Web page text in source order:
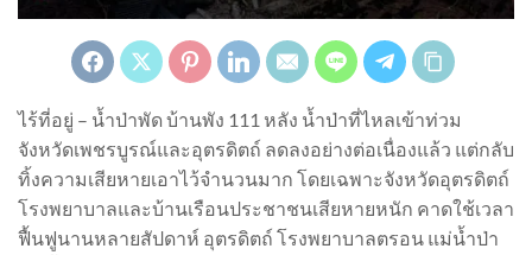
ไร้ที่อยู่ – น้ำป่าพัด บ้านพัง 111 หลัง น้ำป่าที่ไหลเข้าท่วม
จังหวัดเพชรบูรณ์และอุตรดิตถ์ ลดลงอย่างต่อเนื่องแล้ว แต่กลับ
ทิ้งความเสียหายเอาไว้จำนวนมาก โดยเฉพาะจังหวัดอุตรดิตถ์
โรงพยาบาลและบ้านเรือนประชาชนเสียหายหนัก คาดใช้เวลา
ฟื้นฟูนานหลายสัปดาห์ อุตรดิตถ์ โรงพยาบาลตรอน แม่น้ำป่า